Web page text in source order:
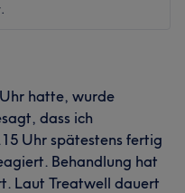
hatte, wurde
dass ich
Uhr spätestens fertig
Behandlung hat
Laut Treatwell dauert